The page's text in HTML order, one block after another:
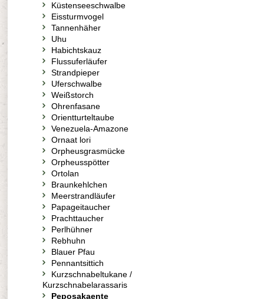
Küstenseeschwalbe
Eissturmvogel
Tannenhäher
Uhu
Habichtskauz
Flussuferläufer
Strandpieper
Uferschwalbe
Weißstorch
Ohrenfasane
Orientturteltaube
Venezuela-Amazone
Ornaat lori
Orpheusgrasmücke
Orpheusspötter
Ortolan
Braunkehlchen
Meerstrandläufer
Papageitaucher
Prachttaucher
Perlhühner
Rebhuhn
Blauer Pfau
Pennantsittich
Kurzschnabeltukane /
Kurzschnabelarassaris
Peposakaente